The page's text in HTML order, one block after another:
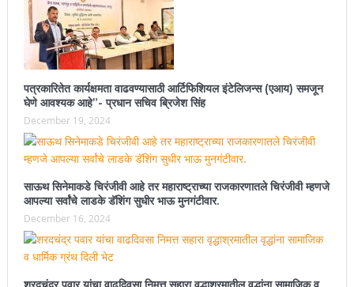
पत्रकारितेत कार्यक्षमता वाढवण्यासाठी आर्टिफिशियल इंटेलिजन्स (एआय) समजून
घेणे आवश्यक आहे”- प्रधान सचिव ब्रिजेश सिंह
December 19, 2024
साऊथ सिनेमाकडे चिरंजीवी आहे तर महाराष्ट्राच्या राजकारणातले चिरंजीवी म्हणजे
आपल्या सर्वांचे लाडके डॅशिंग सुधीर भाऊ मुनगंटीवार.
December 16, 2024